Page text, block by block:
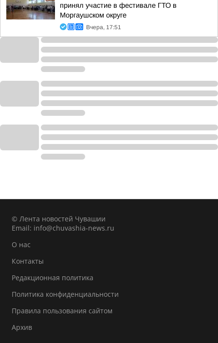
принял участие в фестивале ГТО в
Моргаушском округе
Вчера, 17:51
© Лента новостей Чувашии
Email: info@chuvashia-news.ru
О нас
Контакты
Редакционная политика
Политика конфиденциальности
Правила пользования сайтом
Архив